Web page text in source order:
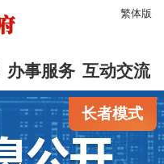
繁体版
办事服务 互动交流
长者模式